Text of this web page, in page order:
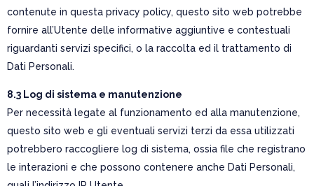
contenute in questa privacy policy, questo sito web potrebbe
fornire all’Utente delle informative aggiuntive e contestuali
riguardanti servizi specifici, o la raccolta ed il trattamento di
Dati Personali.
8.3 Log di sistema e manutenzione
Per necessità legate al funzionamento ed alla manutenzione,
questo sito web e gli eventuali servizi terzi da essa utilizzati
potrebbero raccogliere log di sistema, ossia file che registrano
le interazioni e che possono contenere anche Dati Personali,